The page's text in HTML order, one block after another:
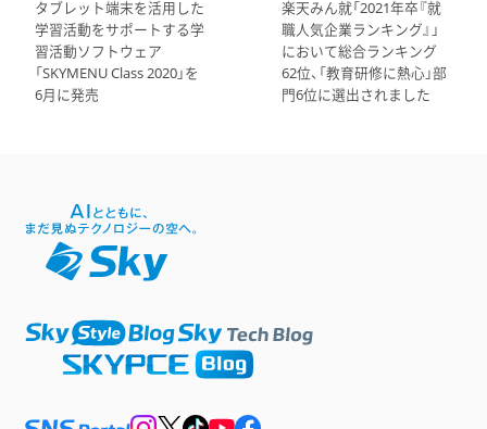
タブレット端末を活用した
学習活動をサポートする学
習活動ソフトウェア
「SKYMENU Class 2020」を
6月に発売
楽天みん就「2021年卒『就
職人気企業ランキング』」
において総合ランキング
62位、「教育研修に熱心」部
門6位に選出されました